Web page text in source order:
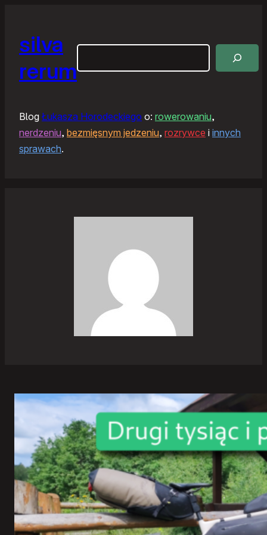
silva
rerum
Blog Łukasza Horodeckiego o: rowerowaniu,
nerdzeniu, bezmięsnym jedzeniu, rozrywce i innych
sprawach.